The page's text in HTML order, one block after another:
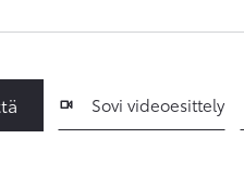
Sovi videoesittely